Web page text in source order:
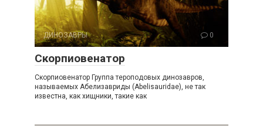
ДИНОЗАВРЫ 0
Скорпиовенатор
Скорпиовенатор Группа тероподовых динозавров,
называемых Абелизавриды (Abelisauridae), не так
известна, как хищники, такие как